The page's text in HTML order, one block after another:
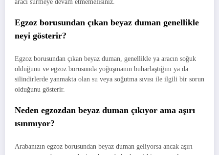
aracı sürmeye devam etmemelisiniz.
Egzoz borusundan çıkan beyaz duman genellikle
neyi gösterir?
Egzoz borusundan çıkan beyaz duman, genellikle ya aracın soğuk
olduğunu ve egzoz borusunda yoğuşmanın buharlaştığını ya da
silindirlerde yanmakta olan su veya soğutma sıvısı ile ilgili bir sorun
olduğunu gösterir.
Neden egzozdan beyaz duman çıkıyor ama aşırı
ısınmıyor?
Arabanızın egzoz borusundan beyaz duman geliyorsa ancak aşırı